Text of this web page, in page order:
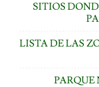
SITIOS
LISTA DE LAS
PARQUE